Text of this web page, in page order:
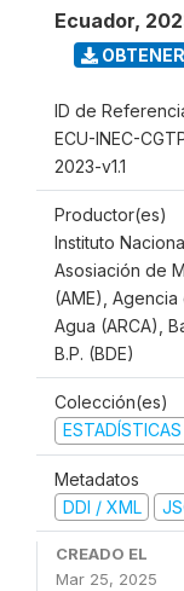
Ecuador,
ID de
ECU-INEC-
2023-v1.1
Productor(es)
Instituto
Asosiación de
(AME),
Agua (ARCA),
B.P. (BDE)
Colección(es)
Metadatos
DDI / XML
CREADO EL
Mar 25, 2025